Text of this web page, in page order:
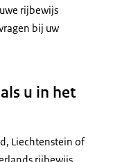
rijbewijs
bij uw
u in het
Liechtenstein of